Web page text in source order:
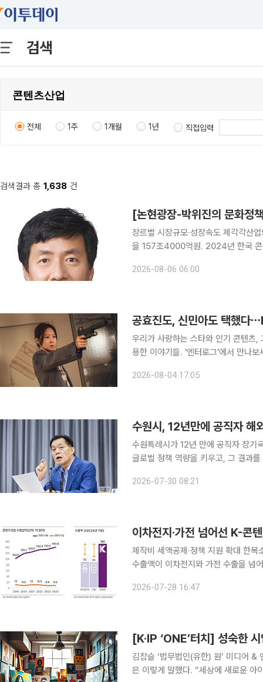
검색
전체 1주 1개월 1년 직접입력
검색결과 총 1,638 건
[논현광장-박위진의 문화정
장르별 시장규모·성장속도 제각각산
을 157조4000억원. 2024년 한국 콘텐츠산업이 기록한 매출이다. 2020년보다 22.7% 증가했고
것으로 보인다. 그러나 총매출이라는
2026-08-06 06:00
공효진도, 신민아도 택했다
우리가 사랑하는 스타와 인기 콘텐츠
용한 이야기들. '엔터로그'에서 만나보세요. 요즘 드라마를 보다 보면 낯익은 제목을
서비스(OTT)의 주요 기대작 상당수
2026-08-04 17:05
수원시, 12년만에 공직자 해
수원특례시가 12년 만에 공직자 장기
글로벌 정책 역량을 키우고, 그 결과를 시정에 되돌린
직자 장기국외훈련생 2명을 미국·영
2026-07-30 08:21
이차전지·가전 넘어선 K-콘
제작비 세액공제·정책 지원 확대 한목소리
수출액이 이차전지와 가전 수출을 넘
2026-07-28 16:47
[K·IP ‘ONE’터치] 성숙한 시
김참슬 ‘법무법인(유한) 원’ 미디어
은 이렇게 말했다. “세상에 새로운 아이디어란 존재하지 않는다. 우리는 그저 수많은 오래된 아이디